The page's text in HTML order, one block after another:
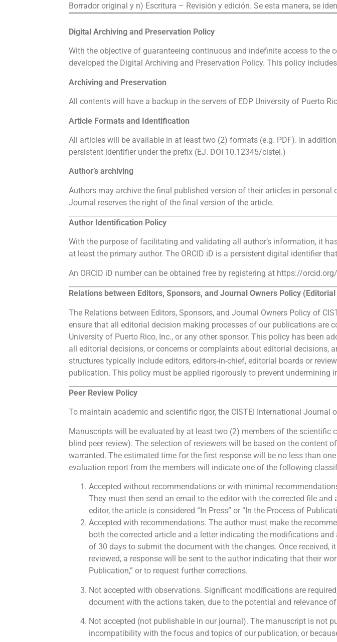
Borrador original y n) Escritura – Revisión y edición. Se esta manera, se
Digital Archiving and Preservation Policy
With the objective of guaranteeing continuous and indefinite access to the
developed the Digital Archiving and Preservation Policy. This policy
Archiving and Preservation
All contents will have a backup in the servers of EDP University of Puerto
Article Formats and Identification
All articles will be available in at least two (2) formats (e.g. PDF). In
persistent identifier under the prefix (EJ. DOI 10.12345/cistei.)
Author’s archiving
Authors may archive the final published version of their articles in
Journal reserves the right of the final version of the article.
Author Identification Policy
With the purpose of facilitating and validating all author’s information, it
at least the primary author. The ORCID iD is a persistent digital identifier
An ORCID iD number can be obtained free by registering at https://
Relations between Editors, Sponsors, and Journal Owners Policy
The Relations between Editors, Sponsors, and Journal Owners Policy of
ensure that all editorial decision making processes of our publications are
University of Puerto Rico, Inc., or any other sponsor. This policy has been
all editorial decisions, or concerns or complaints about editorial
structures typically include editors, editors-in-chief, editorial boards or
publication. This policy must be applied rigorously to prevent undermining
Peer Review Policy
To maintain academic and scientific rigor, the CISTEI International Journal
Manuscripts will be evaluated by at least two (2) members of the
blind peer review). The selection of reviewers will be based on the
warranted. The estimated time for the first response will be no less than
evaluation report from the members will indicate one of the following
Accepted without recommendations or with minimal
They must then send an email to the editor with the corrected file
editor, the article is considered “In Press” or “In the Process of
Accepted with recommendations. The author must make the
both the corrected article and a letter indicating the modifications
of 30 days to submit the document with the changes. Once
reviewed, a response will be sent to the author indicating that their
Publication,” or to request further corrections.
Not accepted with observations. Significant modifications are
document with the actions taken, due to the potential and relevance
Not accepted (not publishable in our journal). The manuscript is not
incompatibility with the focus and topics of our publication, or